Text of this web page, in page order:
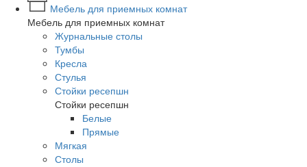
Мебель для приемных комнат
Мебель для приемных комнат
Журнальные столы
Тумбы
Кресла
Стулья
Стойки ресепшн
Стойки ресепшн
Белые
Прямые
Мягкая
Столы